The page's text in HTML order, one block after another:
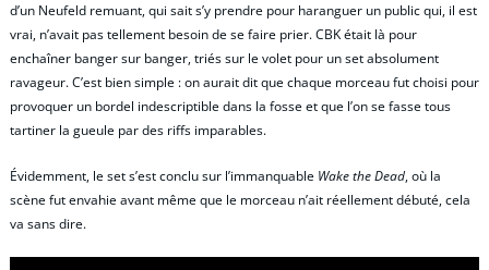
d’un Neufeld remuant, qui sait s’y prendre pour haranguer un public qui, il est
vrai, n’avait pas tellement besoin de se faire prier. CBK était là pour
enchaîner banger sur banger, triés sur le volet pour un set absolument
ravageur. C’est bien simple : on aurait dit que chaque morceau fut choisi pour
provoquer un bordel indescriptible dans la fosse et que l’on se fasse tous
tartiner la gueule par des riffs imparables.
Évidemment, le set s’est conclu sur l’immanquable Wake the Dead, où la
scène fut envahie avant même que le morceau n’ait réellement débuté, cela
va sans dire.